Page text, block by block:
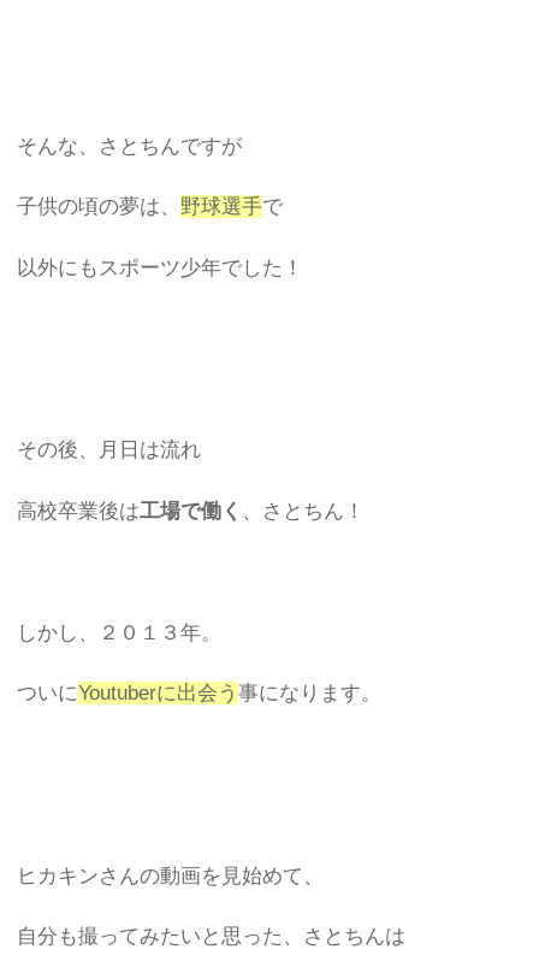
そんな、さとちんですが
子供の頃の夢は、 野球選手で
以外にもスポーツ少年でした！
その後、月日は流れ
高校卒業後は工場で働く 、さとちん！
しかし、２０１３年。
ついにYoutuberに出会う事になります。
ヒカキンさんの動画を見始めて、
自分も撮ってみたいと思った、さとちんは